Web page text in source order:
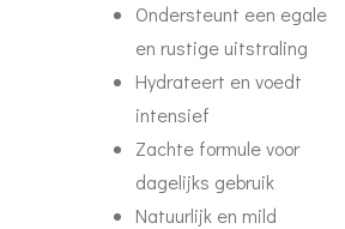
Ondersteunt een egale
en rustige uitstraling
Hydrateert en voedt
intensief
Zachte formule voor
dagelijks gebruik
Natuurlijk en mild